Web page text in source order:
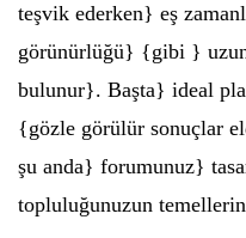
teşvik ederken} eş
görünürlüğü} {gibi }
bulunur}. Başta} ideal
{gözle görülür sonuçlar
şu anda} forumunuz}
topluluğunuzun